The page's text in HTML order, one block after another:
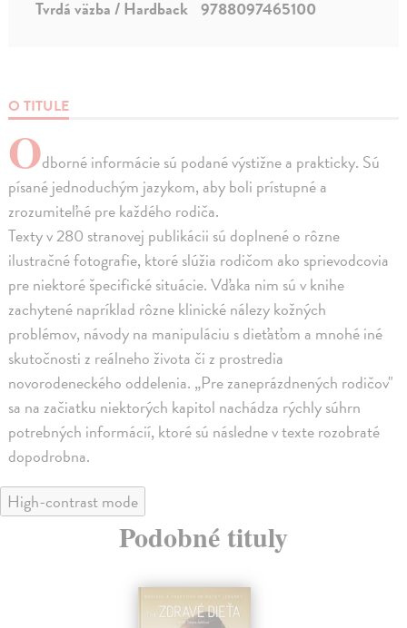
O TITULE
Odborné informácie sú podané výstižne a prakticky. Sú
písané jednoduchým jazykom, aby boli prístupné a
zrozumiteľné pre každého rodiča.
Texty v 280 stranovej publikácii sú doplnené o rôzne
ilustračné fotografie, ktoré slúžia rodičom ako sprievodcovia
pre niektoré špecifické situácie. Vďaka nim sú v knihe
zachytené napríklad rôzne klinické nálezy kožných
problémov, návody na manipuláciu s dieťaťom a mnohé iné
skutočnosti z reálneho života či z prostredia
novorodeneckého oddelenia. „Pre zaneprázdnených rodičov"
sa na začiatku niektorých kapitol nachádza rýchly súhrn
potrebných informácií, ktoré sú následne v texte rozobraté
dopodrobna.
Tvrdá väzba / Hardback 9788097465100
High-contrast mode
Podobné tituly